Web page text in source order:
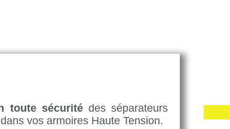
toute sécuritédes séparateurs
vos armoires Haute Tension.